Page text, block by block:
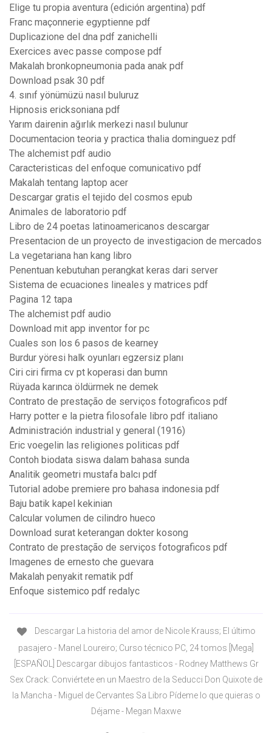
Elige tu propia aventura (edición argentina) pdf
Franc maçonnerie egyptienne pdf
Duplicazione del dna pdf zanichelli
Exercices avec passe compose pdf
Makalah bronkopneumonia pada anak pdf
Download psak 30 pdf
4. sınıf yönümüzü nasıl buluruz
Hipnosis ericksoniana pdf
Yarım dairenin ağırlık merkezi nasıl bulunur
Documentacion teoria y practica thalia dominguez pdf
The alchemist pdf audio
Caracteristicas del enfoque comunicativo pdf
Makalah tentang laptop acer
Descargar gratis el tejido del cosmos epub
Animales de laboratorio pdf
Libro de 24 poetas latinoamericanos descargar
Presentacion de un proyecto de investigacion de mercados
La vegetariana han kang libro
Penentuan kebutuhan perangkat keras dari server
Sistema de ecuaciones lineales y matrices pdf
Pagina 12 tapa
The alchemist pdf audio
Download mit app inventor for pc
Cuales son los 6 pasos de kearney
Burdur yöresi halk oyunları egzersiz planı
Ciri ciri firma cv pt koperasi dan bumn
Rüyada karınca öldürmek ne demek
Contrato de prestação de serviços fotograficos pdf
Harry potter e la pietra filosofale libro pdf italiano
Administración industrial y general (1916)
Eric voegelin las religiones politicas pdf
Contoh biodata siswa dalam bahasa sunda
Analitik geometri mustafa balcı pdf
Tutorial adobe premiere pro bahasa indonesia pdf
Baju batik kapel kekinian
Calcular volumen de cilindro hueco
Download surat keterangan dokter kosong
Contrato de prestação de serviços fotograficos pdf
Imagenes de ernesto che guevara
Makalah penyakit rematik pdf
Enfoque sistemico pdf redalyc
Descargar La historia del amor de Nicole Krauss; El último
pasajero - Manel Loureiro; Curso técnico PC, 24 tomos [Mega]
[ESPAÑOL] Descargar dibujos fantasticos - Rodney Matthews Gr
Sex Crack: Conviértete en un Maestro de la Seducci Don Quixote de
la Mancha - Miguel de Cervantes Sa Libro Pídeme lo que quieras o
Déjame - Megan Maxwe